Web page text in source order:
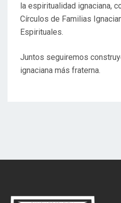
la espiritualidad ignaciana,
Círculos de Familias
Espirituales.
Juntos seguiremos
ignaciana más fraterna.